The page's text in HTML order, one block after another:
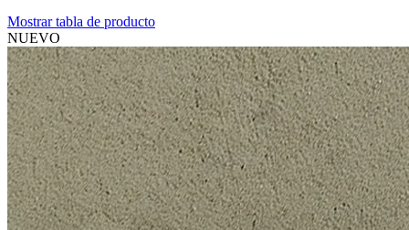
Mostrar tabla de producto
NUEVO